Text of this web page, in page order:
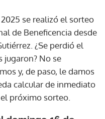
se realizó el sorteo
de Beneficencia desde
¿Se perdió el
jugaron? No se
y, de paso, le damos
calcular de inmediato
próximo sorteo.